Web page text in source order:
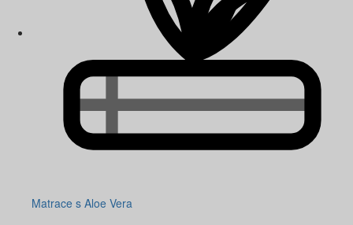
Matrace s Aloe Vera